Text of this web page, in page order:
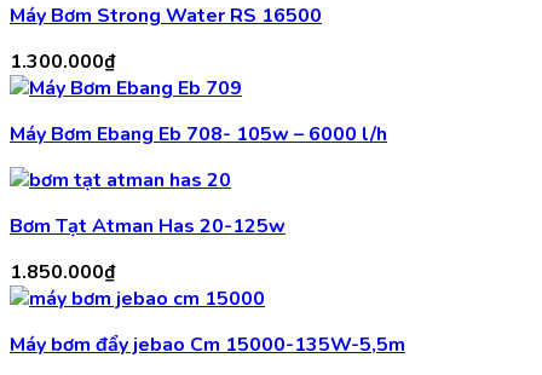
2.900.000₫.là:
Máy Bơm Strong Water RS 16500
1.300.000₫
Máy Bơm Ebang Eb 708- 105w – 6000 l/h
Bơm Tạt Atman Has 20-125w
1.850.000₫
Máy bơm đẩy jebao Cm 15000-135W-5,5m